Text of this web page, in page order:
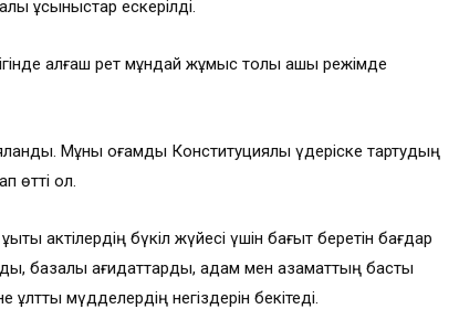
ұсыныстар ескерілді.
алғаш рет мұндай жұмыс толық ашық режімде
Мұны қоғамды Конституциялық үдеріске тартудың
өтті ол.
актілердің бүкіл жүйесі үшін бағыт беретін бағдар
базалық қағидаттарды, адам мен азаматтың басты
ұлттық мүдделердің негіздерін бекітеді.